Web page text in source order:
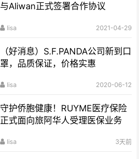
与Aliwan正式签署合作协议
lisa 2021-04-29
（好消息）S.F.PANDA公司新到口
罩，品质保证，价格实惠
lisa 2020-06-12
守护侨胞健康！RUYME医疗保险
正式面向旅阿华人受理医保业务
lisa 3天前